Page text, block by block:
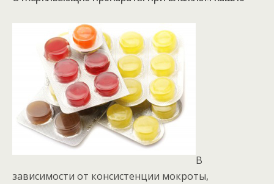
В
зависимости от консистенции мокроты,